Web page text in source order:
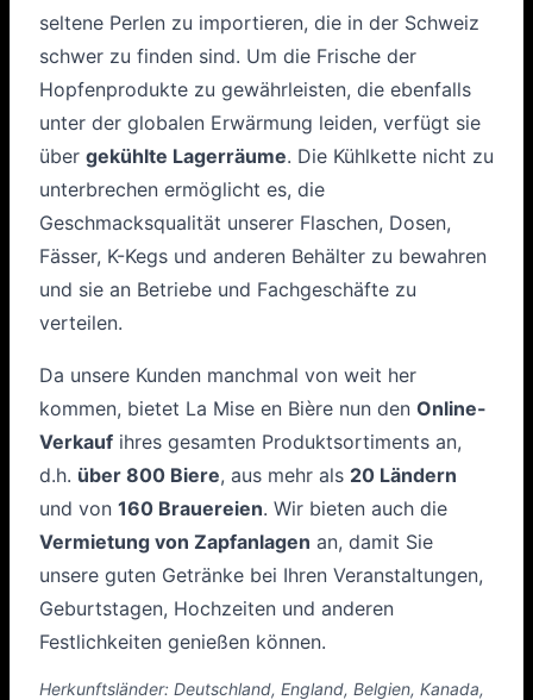
seltene Perlen zu importieren, die in der Schweiz
schwer zu finden sind. Um die Frische der
Hopfenprodukte zu gewährleisten, die ebenfalls
unter der globalen Erwärmung leiden, verfügt sie
über gekühlte Lagerräume. Die Kühlkette nicht zu
unterbrechen ermöglicht es, die
Geschmacksqualität unserer Flaschen, Dosen,
Fässer, K-Kegs und anderen Behälter zu bewahren
und sie an Betriebe und Fachgeschäfte zu
verteilen.
Da unsere Kunden manchmal von weit her
kommen, bietet La Mise en Bière nun den Online-
Verkauf ihres gesamten Produktsortiments an,
d.h. über 800 Biere, aus mehr als 20 Ländern
und von 160 Brauereien. Wir bieten auch die
Vermietung von Zapfanlagen an, damit Sie
unsere guten Getränke bei Ihren Veranstaltungen,
Geburtstagen, Hochzeiten und anderen
Festlichkeiten genießen können.
Herkunftsländer: Deutschland, England, Belgien, Kanada,